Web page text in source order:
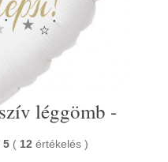
léggömb -
5 ( 12 értékelés )